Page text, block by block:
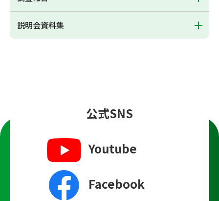
説明会資料集
公式SNS
Youtube
Facebook